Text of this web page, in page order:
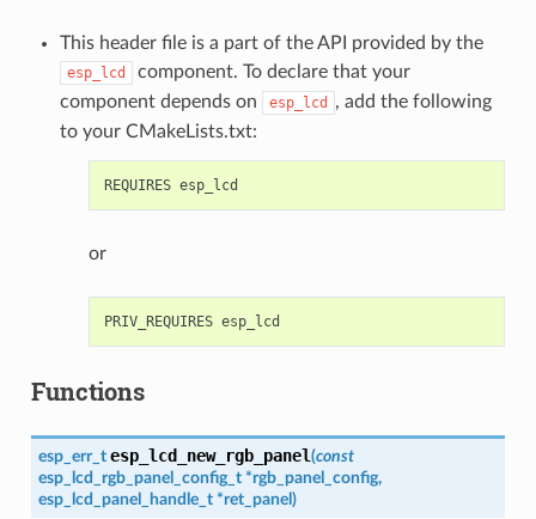
This header file is a part of the API provided by the
esp_lcd
component. To declare that your
component depends on
esp_lcd
, add the following
to your CMakeLists.txt:
or
Functions
esp_err_t esp_lcd_new_rgb_panel(const
esp_lcd_rgb_panel_config_t *rgb_panel_config,
esp_lcd_panel_handle_t *ret_panel )